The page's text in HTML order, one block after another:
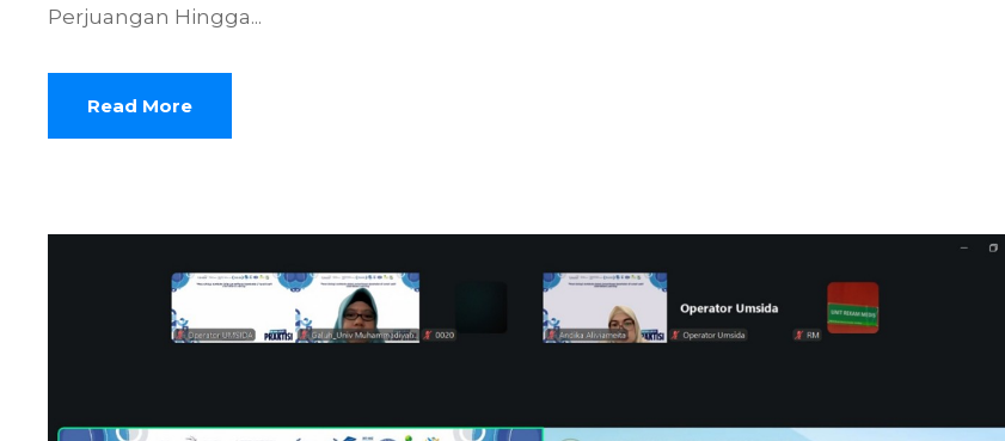
Perjuangan Hingga...
Read More